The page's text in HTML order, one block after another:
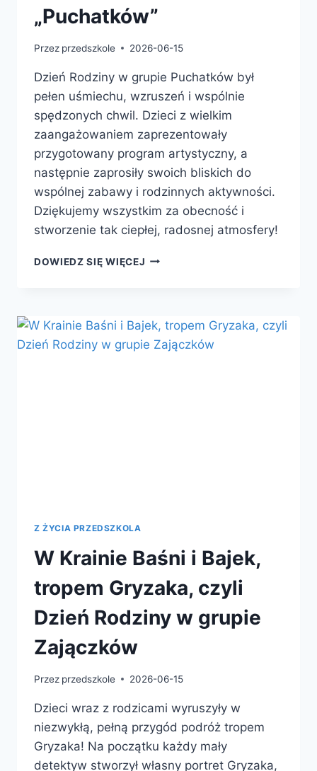
„Puchatków”
Przez przedszkole 2026-06-15
Dzień Rodziny w grupie Puchatków był
pełen uśmiechu, wzruszeń i wspólnie
spędzonych chwil. Dzieci z wielkim
zaangażowaniem zaprezentowały
przygotowany program artystyczny, a
następnie zaprosiły swoich bliskich do
wspólnej zabawy i rodzinnych aktywności.
Dziękujemy wszystkim za obecność i
stworzenie tak ciepłej, radosnej atmosfery!
DOWIEDZ SIĘ WIĘCEJ
Z ŻYCIA PRZEDSZKOLA
W Krainie Baśni i Bajek,
tropem Gryzaka, czyli
Dzień Rodziny w grupie
Zajączków
Przez przedszkole 2026-06-15
Dzieci wraz z rodzicami wyruszyły w
niezwykłą, pełną przygód podróż tropem
Gryzaka! Na początku każdy mały
detektyw stworzył własny portret Gryzaka,